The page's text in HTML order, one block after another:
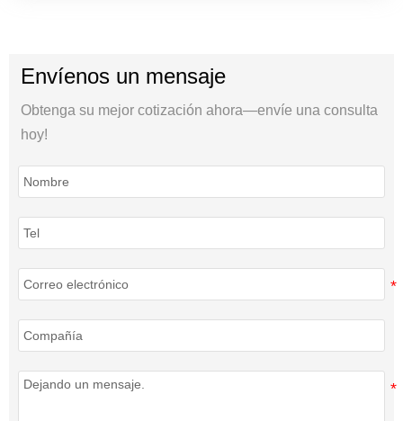
Envíenos un mensaje
Obtenga su mejor cotización ahora—envíe una consulta
hoy!